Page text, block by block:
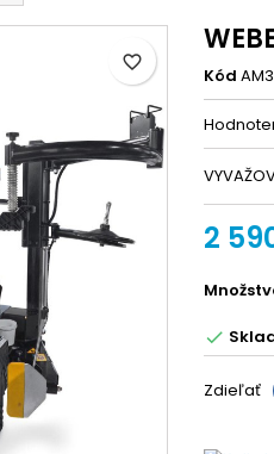
favorite_border
Kód
2

Zdieľať